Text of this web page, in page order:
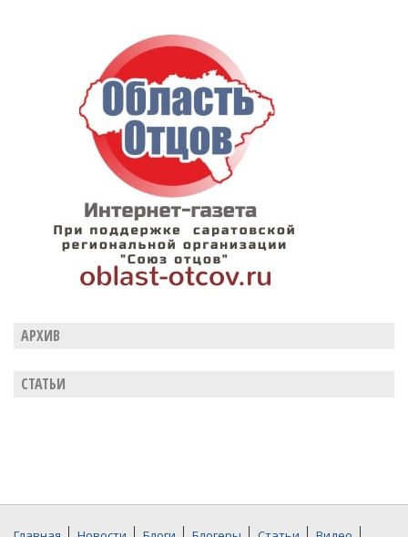
АРХИВ
СТАТЬИ